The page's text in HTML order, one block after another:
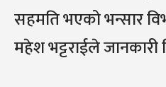
सहमति भएको भन्सार
महेश भट्टराईले जानकारी